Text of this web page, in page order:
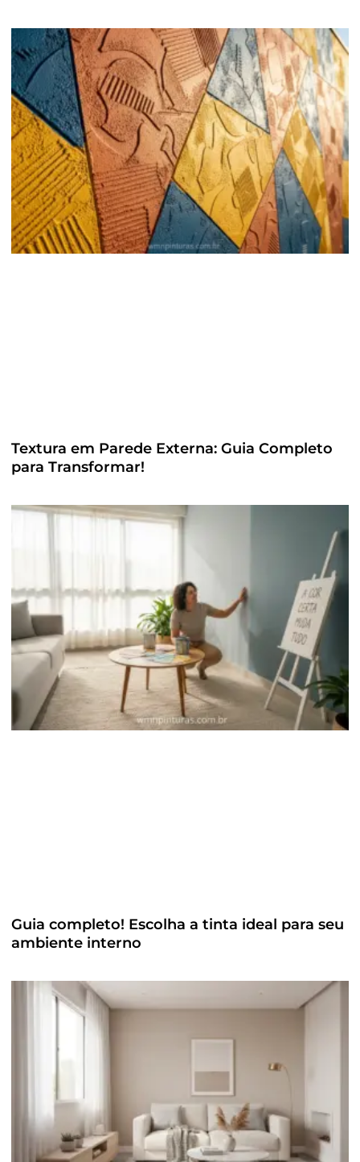
Textura em Parede Externa: Guia Completo
para Transformar!
Guia completo! Escolha a tinta ideal para seu
ambiente interno